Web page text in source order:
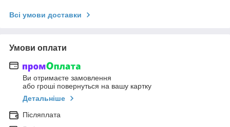
Всі умови доставки
Умови оплати
Ви отримаєте замовлення
або гроші повернуться на вашу картку
Детальніше
Післяплата